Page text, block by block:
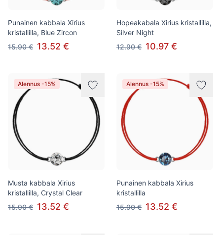
Punainen kabbala Xirius
kristallilla, Blue Zircon
15.90 € 13.52 €
Hopeakabala Xirius kristallilla,
Silver Night
12.90 € 10.97 €
Alennus -15%
Musta kabbala Xirius
kristallilla, Crystal Clear
15.90 € 13.52 €
Alennus -15%
Punainen kabbala Xirius
kristallilla
15.90 € 13.52 €